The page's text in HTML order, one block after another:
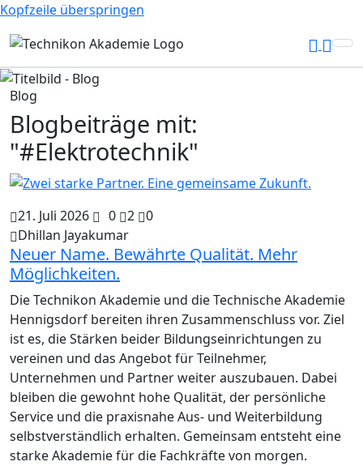
Kopfzeile überspringen
Blog
Blogbeiträge mit:
"#Elektrotechnik"
21. Juli 2026 0 2
0
Dhillan Jayakumar
Neuer Name. Bewährte Qualität. Mehr
Möglichkeiten.
Die Technikon Akademie und die Technische Akademie
Hennigsdorf bereiten ihren Zusammenschluss vor. Ziel
ist es, die Stärken beider Bildungseinrichtungen zu
vereinen und das Angebot für Teilnehmer,
Unternehmen und Partner weiter auszubauen. Dabei
bleiben die gewohnt hohe Qualität, der persönliche
Service und die praxisnahe Aus- und Weiterbildung
selbstverständlich erhalten. Gemeinsam entsteht eine
starke Akademie für die Fachkräfte von morgen.